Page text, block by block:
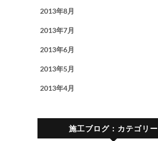
2013年8月
2013年7月
2013年6月
2013年5月
2013年4月
施工ブログ：カテゴリー